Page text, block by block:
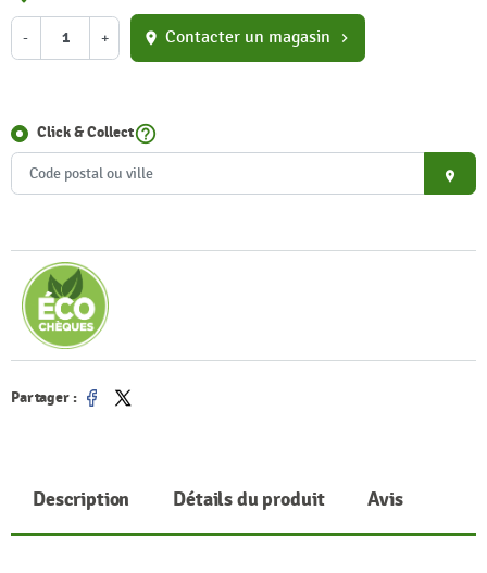
- + location_on Contacter un magasin chevron_right
Click & Collecthelp_outline
place
Partager :
Partager
Tweet
Description Détails du produit Avis